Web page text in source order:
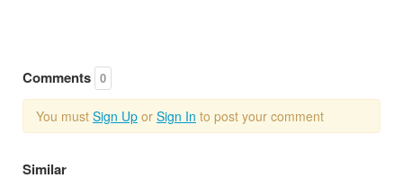
Comments 0
You must Sign Up or Sign In to post your comment
Similar